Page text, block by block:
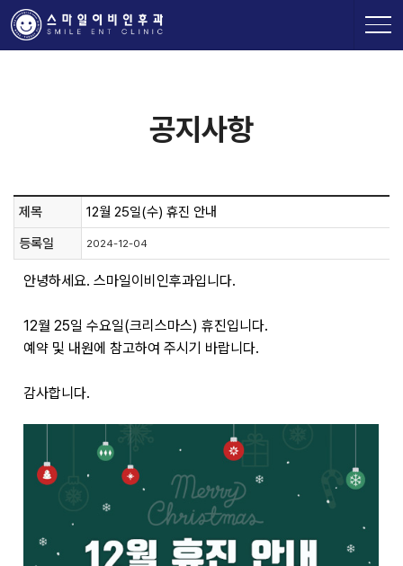
공지사항
제목
12월 25일(수) 휴진 안내
등록일
2024-12-04
안녕하세요. 스마일이비인후과입니다.
12월 25일 수요일(크리스마스) 휴진입니다.
예약 및 내원에 참고하여 주시기 바랍니다.
감사합니다.